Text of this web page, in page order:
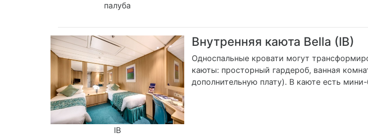
палуба
IB
Внутренняя каюта Bella (IB)
Односпальные кровати могут
каюты: просторный гардероб, ванная
дополнительную плату). В каюте есть